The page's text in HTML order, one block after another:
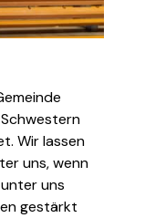
Wir lassen
uns, wenn
uns
gestärkt